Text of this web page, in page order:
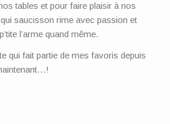
tables et pour faire plaisir à nos
saucisson rime avec passion et
l’arme quand même.
qui fait partie de mes favoris depuis